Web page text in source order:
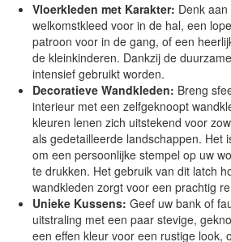
Vloerkleden met Karakter: Denk
welkomstkleed voor in de hal, een
patroon voor in de gang, of een
de kleinkinderen. Dankzij de
intensief gebruikt worden.
Decoratieve Wandkleden: Breng
interieur met een zelfgeknoopt
kleuren lenen zich uitstekend voor
als gedetailleerde landschappen. Het
om een persoonlijke stempel op uw
te drukken. Het gebruik van dit latch
wandkleden zorgt voor een prachtig
Unieke Kussens: Geef uw bank of
uitstraling met een paar stevige,
een effen kleur voor een rustige look,